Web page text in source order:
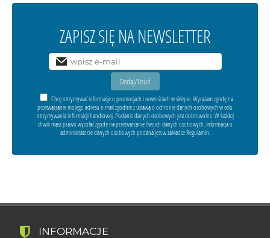
ZAPISZ SIĘ NA NEWSLETTER
Chcę otrzymywać informacje o promocjach i nowościach w sklepie. Wyrażam zgodę na
przetwarzanie mojego adresu e-mail zgodnie z ustawą o ochronie danych osobowych w celu
otrzymywania informacji handlowej. Podanie danych osobowych jest dobrowolne. W każdej
chwili masz prawo wycofać zgodę na przetwarzanie Twoich danych osobowych. Informacja o
administratorze danych osobowych podana jest w zakładce Regulamin.
INFORMACJE